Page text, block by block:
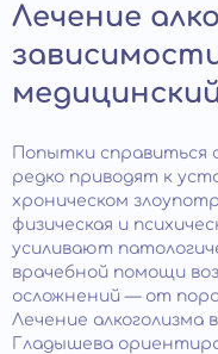
Лечение
Попытки
редко приводят к
хроническом
физическая и
усиливают
врачебной помощи
осложнений — от
Лечение алкоголизма
Гладышева